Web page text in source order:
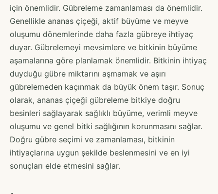
için önemlidir. Gübreleme zamanlaması da önemlidir.
Genellikle ananas çiçeği, aktif büyüme ve meyve
oluşumu dönemlerinde daha fazla gübreye ihtiyaç
duyar. Gübrelemeyi mevsimlere ve bitkinin büyüme
aşamalarına göre planlamak önemlidir. Bitkinin ihtiyaç
duyduğu gübre miktarını aşmamak ve aşırı
gübrelemeden kaçınmak da büyük önem taşır. Sonuç
olarak, ananas çiçeği gübreleme bitkiye doğru
besinleri sağlayarak sağlıklı büyüme, verimli meyve
oluşumu ve genel bitki sağlığının korunmasını sağlar.
Doğru gübre seçimi ve zamanlaması, bitkinin
ihtiyaçlarına uygun şekilde beslenmesini ve en iyi
sonuçları elde etmesini sağlar.